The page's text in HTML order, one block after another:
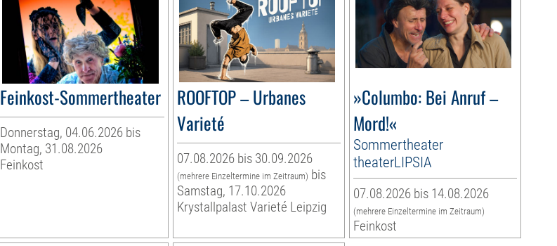
Feinkost-Sommertheater
Donnerstag, 04.06.2026 bis
Montag, 31.08.2026
Feinkost
ROOFTOP – Urbanes
Varieté
07.08.2026 bis 30.09.2026
(mehrere Einzeltermine im Zeitraum) bis
Samstag, 17.10.2026
Krystallpalast Varieté Leipzig
»Columbo: Bei Anruf –
Mord!«
Sommertheater
theaterLIPSIA
07.08.2026 bis 14.08.2026
(mehrere Einzeltermine im Zeitraum)
Feinkost